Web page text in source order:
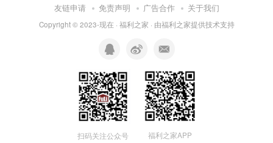
友链申请 免责声明 广告合作 关于我们
Copyright © 2023-现在 · 福利之家 · 由福利之家提供技术支持
扫码关注公众号 福利之家APP